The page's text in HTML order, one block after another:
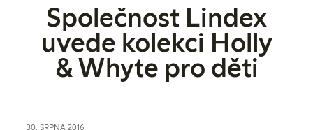
Společnost Lindex
uvede kolekci Holly
& Whyte pro děti
30. SRPNA 2016